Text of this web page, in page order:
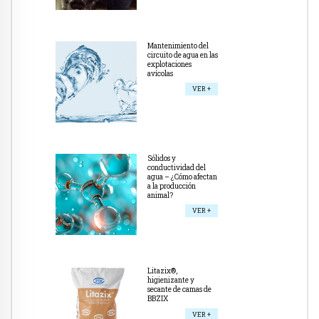
Mantenimiento del
circuito de agua en las
explotaciones
avícolas
VER +
Sólidos y
conductividad del
agua – ¿Cómo afectan
a la producción
animal?
VER +
Litazix®,
higienizante y
secante de camas de
BBZIX
VER +